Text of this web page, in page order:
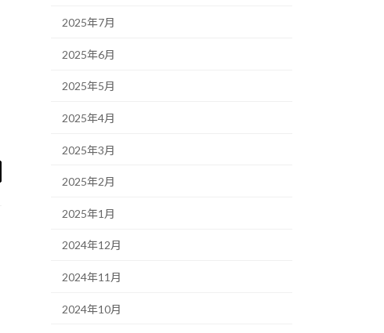
2025年7月
2025年6月
2025年5月
2025年4月
2025年3月
2025年2月
2025年1月
2024年12月
2024年11月
2024年10月